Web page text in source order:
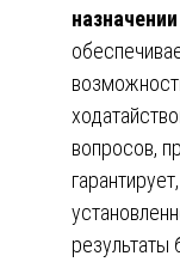
вопросов,